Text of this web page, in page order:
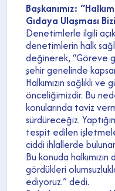
Başkanımız:
Gıdaya Ulaşması
Denetimlerle ilgili
denetimlerin halk
değinerek, “Göreve
şehir genelinde
Halkımızın sağlıklı
önceliğimizdir. Bu
konularında taviz
sürdüreceğiz.
tespit edilen
ciddi ihlallerde
Bu konuda halkımızın
gördükleri
ediyoruz.” dedi.